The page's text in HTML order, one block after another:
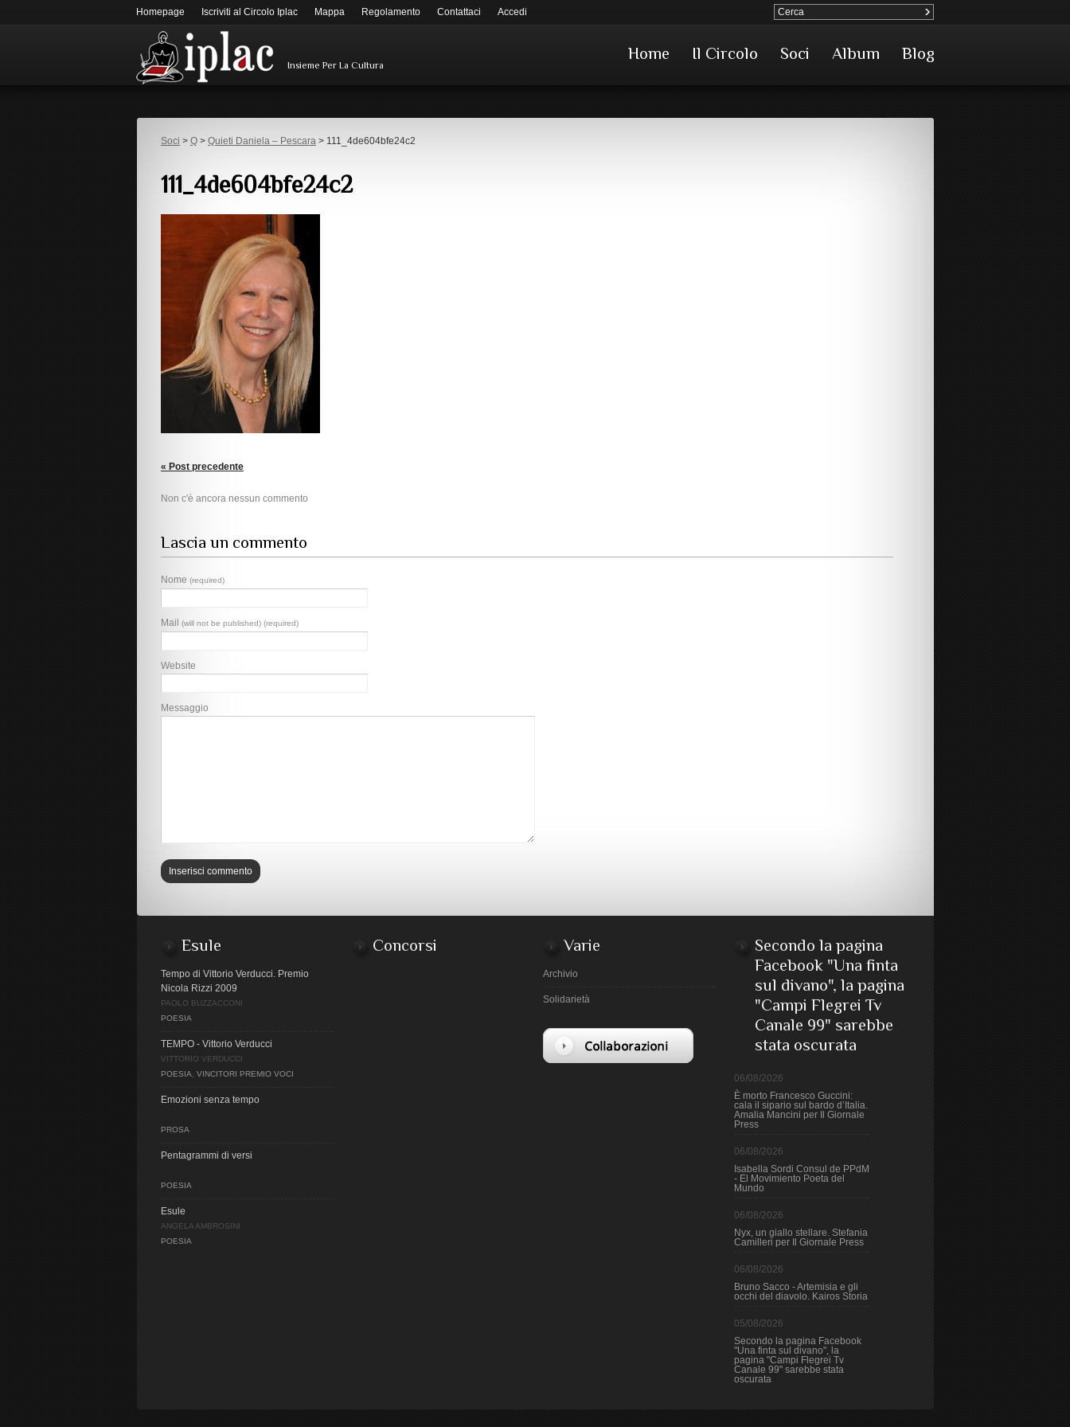
Homepage Iscriviti al Circolo Iplac Mappa Regolamento Contattaci Accedi
Insieme Per La Cultura
Home Il Circolo Soci Album Blog
Soci > Q > Quieti Daniela – Pescara > 111_4de604bfe24c2
111_4de604bfe24c2
« Post precedente
Non c'è ancora nessun commento
Lascia un commento
Nome (required)
Mail (will not be published) (required)
Website
Messaggio
Esule
Tempo di Vittorio Verducci. Premio
Nicola Rizzi 2009
PAOLO BUZZACCONI
POESIA
TEMPO - Vittorio Verducci
VITTORIO VERDUCCI
POESIA
VINCITORI PREMIO VOCI
Emozioni senza tempo
PROSA
Pentagrammi di versi
POESIA
Esule
ANGELA AMBROSINI
POESIA
Concorsi Varie
Archivio
Solidarietà
Secondo la pagina
Facebook "Una finta
sul divano", la pagina
"Campi Flegrei Tv
Canale 99" sarebbe
stata oscurata
06/08/2026
È morto Francesco Guccini:
cala il sipario sul bardo d’Italia.
Amalia Mancini per Il Giornale
Press
06/08/2026
Isabella Sordi Consul de PPdM
- El Movimiento Poeta del
Mundo
06/08/2026
Nyx, un giallo stellare. Stefania
Camilleri per Il Giornale Press
06/08/2026
Bruno Sacco - Artemisia e gli
occhi del diavolo. Kairos Storia
05/08/2026
Secondo la pagina Facebook
"Una finta sul divano", la
pagina "Campi Flegrei Tv
Canale 99" sarebbe stata
oscurata